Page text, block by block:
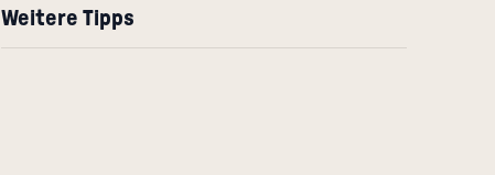
Weitere Tipps